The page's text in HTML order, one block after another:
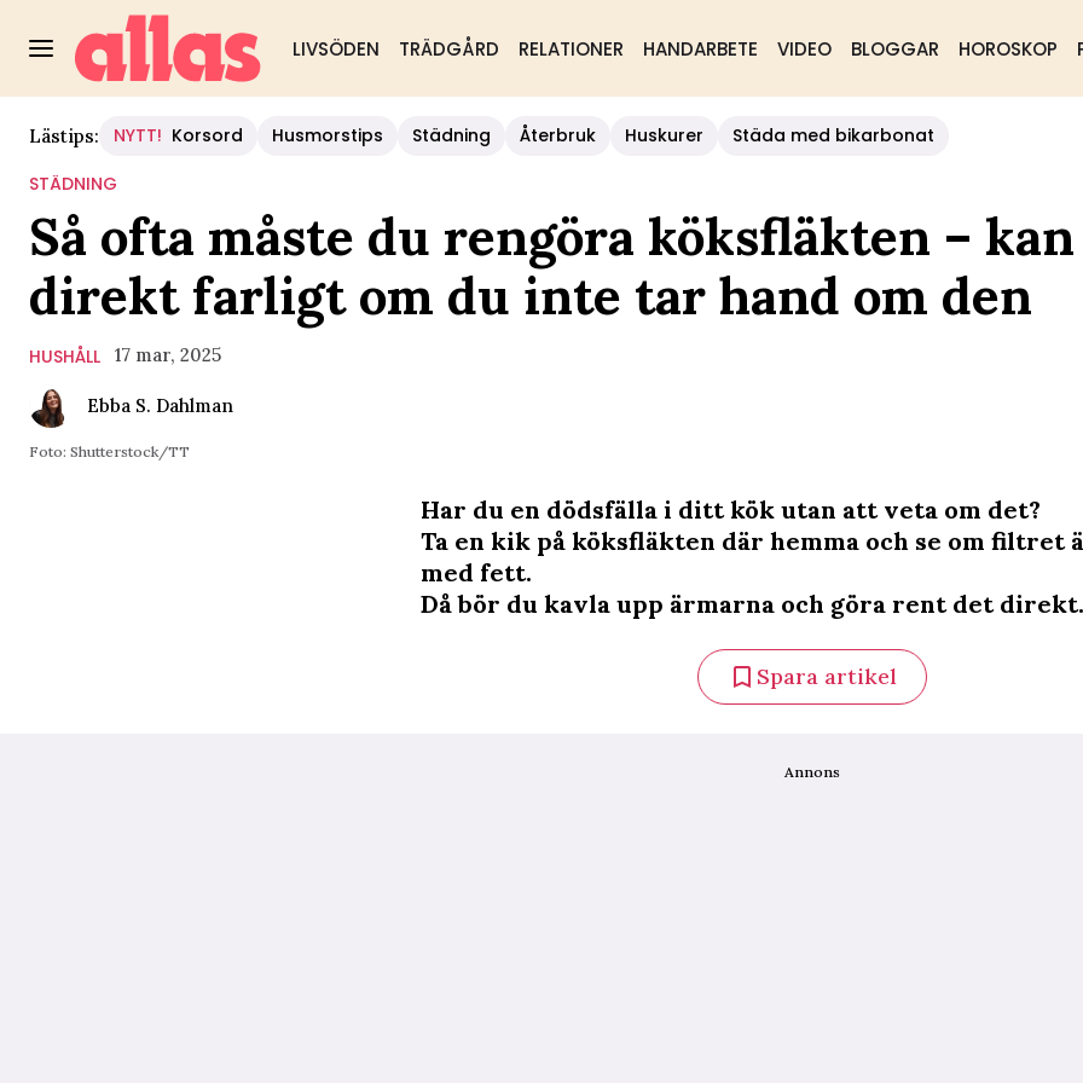
LIVSÖDEN TRÄDGÅRD RELATIONER HANDARBETE VIDEO BLOGGAR HOROSKOP
Lästips: NYTT! Korsord Husmorstips Städning Återbruk Huskurer
Städa med bikarbonat
STÄDNING
Så ofta måste du rengöra köksfläkten –
direkt farligt om du inte tar hand om den
HUSHÅLL 17 mar, 2025
Ebba S. Dahlman
Foto: Shutterstock/TT
Har du en dödsfälla i ditt kök utan att veta om det?
Ta en kik på köksfläkten där hemma och se om filtret
med fett.
Då bör du kavla upp ärmarna och göra rent det direkt.
Spara artikel
Annons